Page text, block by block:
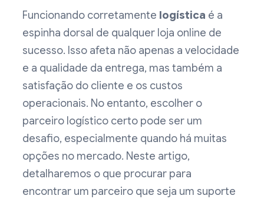
Funcionando corretamente logística é a
espinha dorsal de qualquer loja online de
sucesso. Isso afeta não apenas a velocidade
e a qualidade da entrega, mas também a
satisfação do cliente e os custos
operacionais. No entanto, escolher o
parceiro logístico certo pode ser um
desafio, especialmente quando há muitas
opções no mercado. Neste artigo,
detalharemos o que procurar para
encontrar um parceiro que seja um suporte